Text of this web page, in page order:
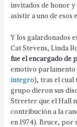
invitados de honor
asistir a uno de esos
Y los galardonados
Cat Stevens, Linda
fue el encargado de
emotivo parlamento
íntegro), tras el cual
grupo dieron sus
Streeter que el Hall
contribución a la
en 1974). Bruce, por